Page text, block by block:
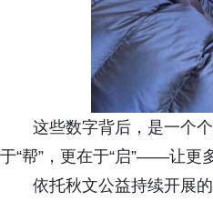
这些数字背后，是一个
于“帮”，更在于“启”——让更
依托秋文公益持续开展